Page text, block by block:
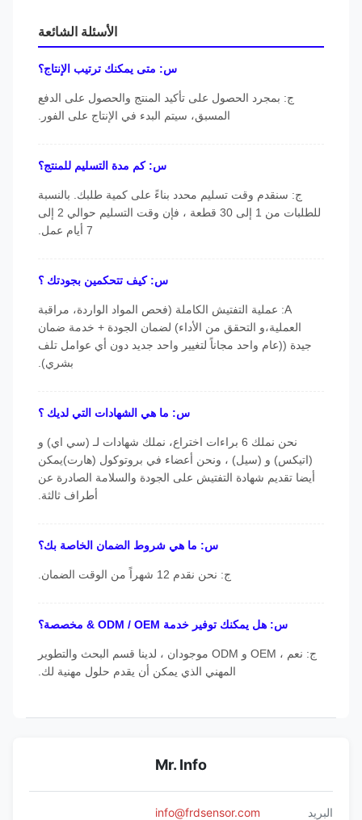
الأسئلة الشائعة
س: متى يمكنك ترتيب الإنتاج؟
ج: بمجرد الحصول على تأكيد المنتج والحصول على الدفع
المسبق، سيتم البدء في الإنتاج على الفور.
س: كم مدة التسليم للمنتج؟
ج: سنقدم وقت تسليم محدد بناءً على كمية طلبك. بالنسبة
للطلبات من 1 إلى 30 قطعة ، فإن وقت التسليم حوالي 2 إلى
س: كيف تتحكمين بجودتك ؟
A: عملية التفتيش الكاملة (فحص المواد الواردة، مراقبة
العملية،و التحقق من الأداء) لضمان الجودة + خدمة ضمان
جيدة ((عام واحد مجاناً لتغيير واحد جديد دون أي عوامل تلف
بشري).
س: ما هي الشهادات التي لديك ؟
نحن نملك 6 براءات اختراع، نملك شهادات لـ (سي اي) و
(اتيكس) و (سيل) ، ونحن أعضاء في بروتوكول (هارت)يمكن
أيضا تقديم شهادة التفتيش على الجودة والسلامة الصادرة عن
أطراف ثالثة.
س: ما هي شروط الضمان الخاصة بك؟
ج: نحن نقدم 12 شهراً من الوقت الضمان.
س: هل يمكنك توفير خدمة ODM / OEM & مخصصة؟
ج: نعم ، OEM و ODM موجودان ، لدينا قسم البحث والتطوير
المهني الذي يمكن أن يقدم حلول مهنية لك.
Mr. Info
info@frdsensor.com